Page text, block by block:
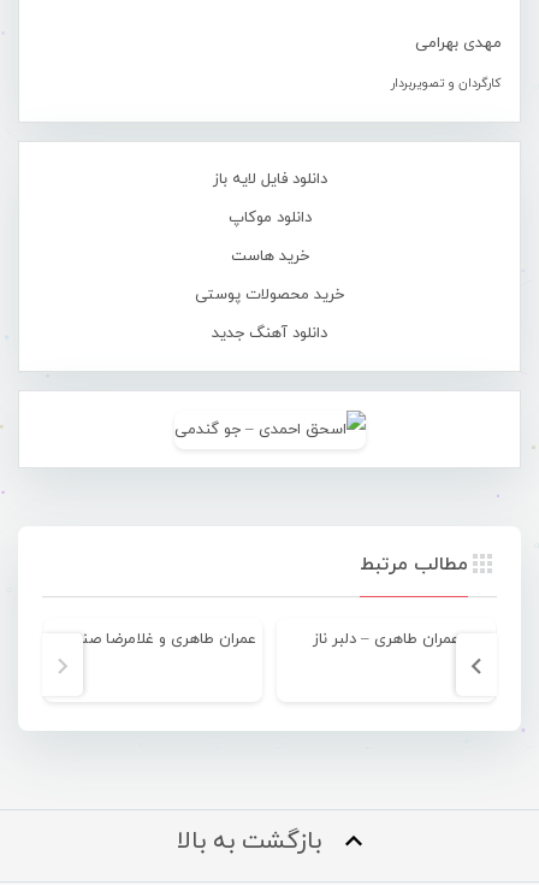
مهدی بهرامی
کارگردان و تصویربردار
دانلود فایل لایه باز
دانلود موکاپ
خرید هاست
خرید محصولات پوستی
دانلود آهنگ جدید
مطالب مرتبط
عمران طاهری – دلبر ناز
بازگشت به بالا